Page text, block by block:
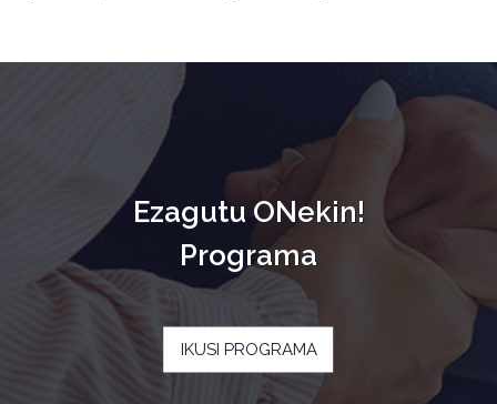
Ezagutu ONekin!
Programa
IKUSI PROGRAMA